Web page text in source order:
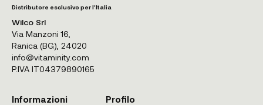
Distributore esclusivo per l'Italia
Wilco Srl
Via Manzoni 16,
Ranica (BG), 24020
info@vitaminity.com
P.IVA IT04379890165
Informazioni Profilo